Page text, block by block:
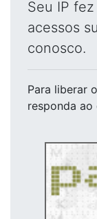
Seu IP
acessos
conosco.
Para liberar
responda